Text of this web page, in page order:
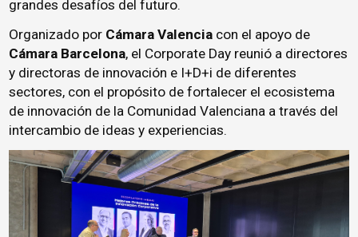
grandes desafíos del futuro.
Organizado por Cámara Valencia con el apoyo de
Cámara Barcelona, el Corporate Day reunió a directores
y directoras de innovación e I+D+i de diferentes
sectores, con el propósito de fortalecer el ecosistema
de innovación de la Comunidad Valenciana a través del
intercambio de ideas y experiencias.